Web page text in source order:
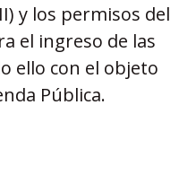
y los permisos del
el ingreso de las
ello con el objeto
Pública.